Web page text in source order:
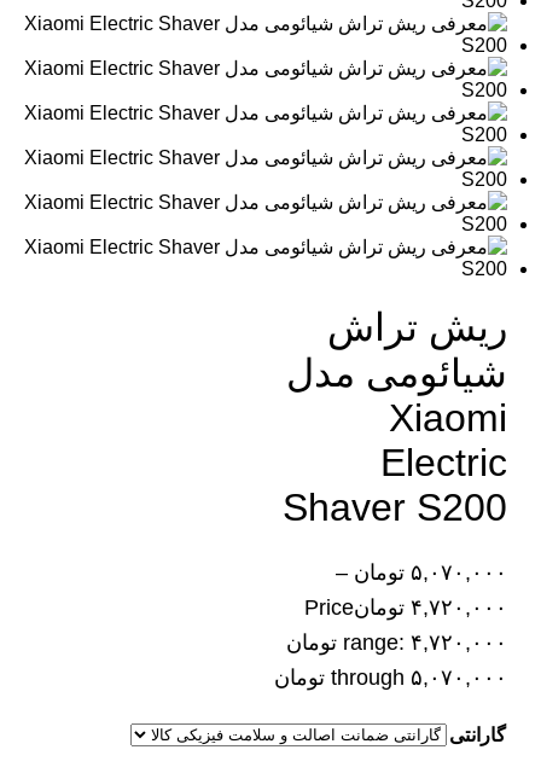
ریش تراش
شیائومی مدل
Xiaomi
Electric
Shaver S200
۵,۰۷۰,۰۰۰ تومان –
۴,۷۲۰,۰۰۰ تومانPrice
range: ۴,۷۲۰,۰۰۰ تومان
through ۵,۰۷۰,۰۰۰ تومان
گارانتی